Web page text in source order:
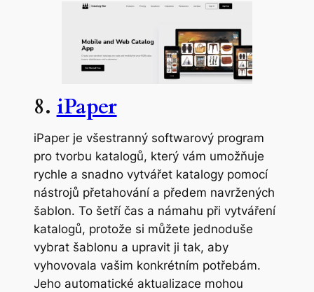
8. iPaper
iPaper je všestranný softwarový program
pro tvorbu katalogů, který vám umožňuje
rychle a snadno vytvářet katalogy pomocí
nástrojů přetahování a předem navržených
šablon. To šetří čas a námahu při vytváření
katalogů, protože si můžete jednoduše
vybrat šablonu a upravit ji tak, aby
vyhovovala vašim konkrétním potřebám.
Jeho automatické aktualizace mohou